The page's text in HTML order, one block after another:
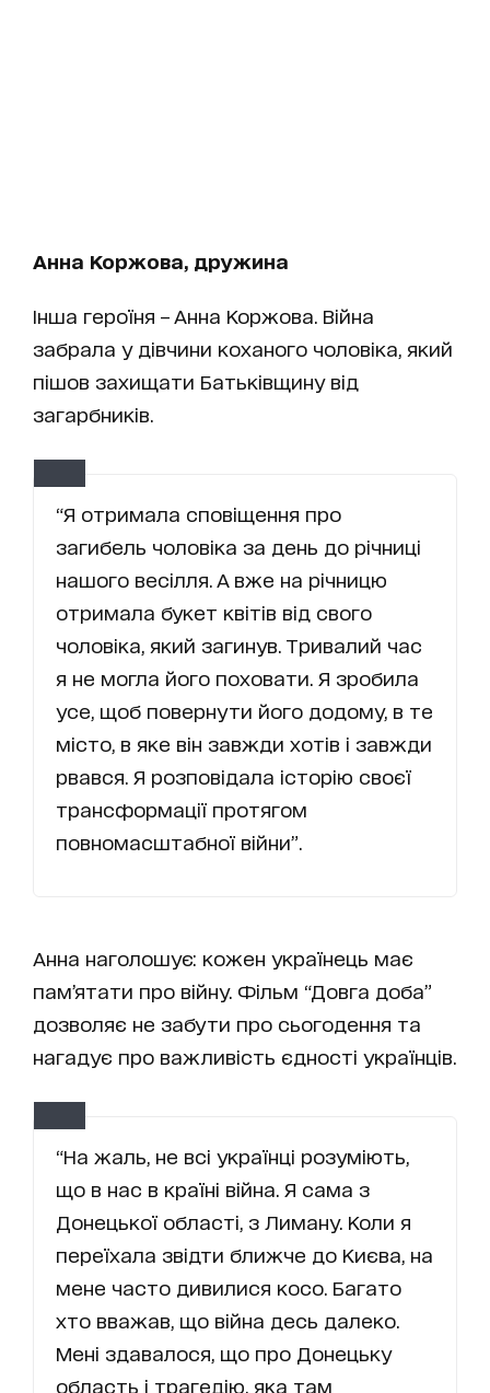
Анна Коржова, дружина
Інша героїня – Анна Коржова. Війна
забрала у дівчини коханого чоловіка, який
пішов захищати Батьківщину від
загарбників.
“Я отримала сповіщення про
загибель чоловіка за день до річниці
нашого весілля. А вже на річницю
отримала букет квітів від свого
чоловіка, який загинув. Тривалий час
я не могла його поховати. Я зробила
усе, щоб повернути його додому, в те
місто, в яке він завжди хотів і завжди
рвався. Я розповідала історію своєї
трансформації протягом
повномасштабної війни”.
Анна наголошує: кожен українець має
пам’ятати про війну. Фільм “Довга доба”
дозволяє не забути про сьогодення та
нагадує про важливість єдності українців.
“На жаль, не всі українці розуміють,
що в нас в країні війна. Я сама з
Донецької області, з Лиману. Коли я
переїхала звідти ближче до Києва, на
мене часто дивилися косо. Багато
хто вважав, що війна десь далеко.
Мені здавалося, що про Донецьку
область і трагедію, яка там